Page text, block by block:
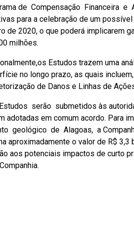
de Compensação Financeira e
para a celebração de um
de 2020, o que poderá implicarem
milhões.
Estudos trazem uma
no longo prazo, as quais
de Danos e Linhas de
serão submetidos às
adotadas em comum acordo. Para
geológico de Alagoas, a
aproximadamente o valor de R$
aos potenciais impactos de curto